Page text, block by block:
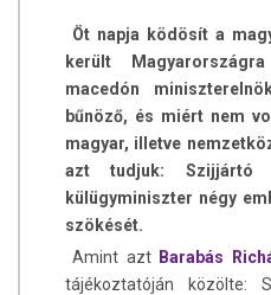
Öt napja ködösít a
került
macedón
bűnöző, és miért nem
magyar, illetve
azt tudjuk: Szijjártó
külügyminiszter négy
szökését.
Amint azt Barabás
tájékoztatóján közölte: